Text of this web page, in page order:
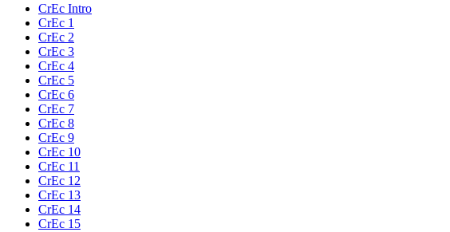
CrEc Intro
CrEc 1
CrEc 2
CrEc 3
CrEc 4
CrEc 5
CrEc 6
CrEc 7
CrEc 8
CrEc 9
CrEc 10
CrEc 11
CrEc 12
CrEc 13
CrEc 14
CrEc 15